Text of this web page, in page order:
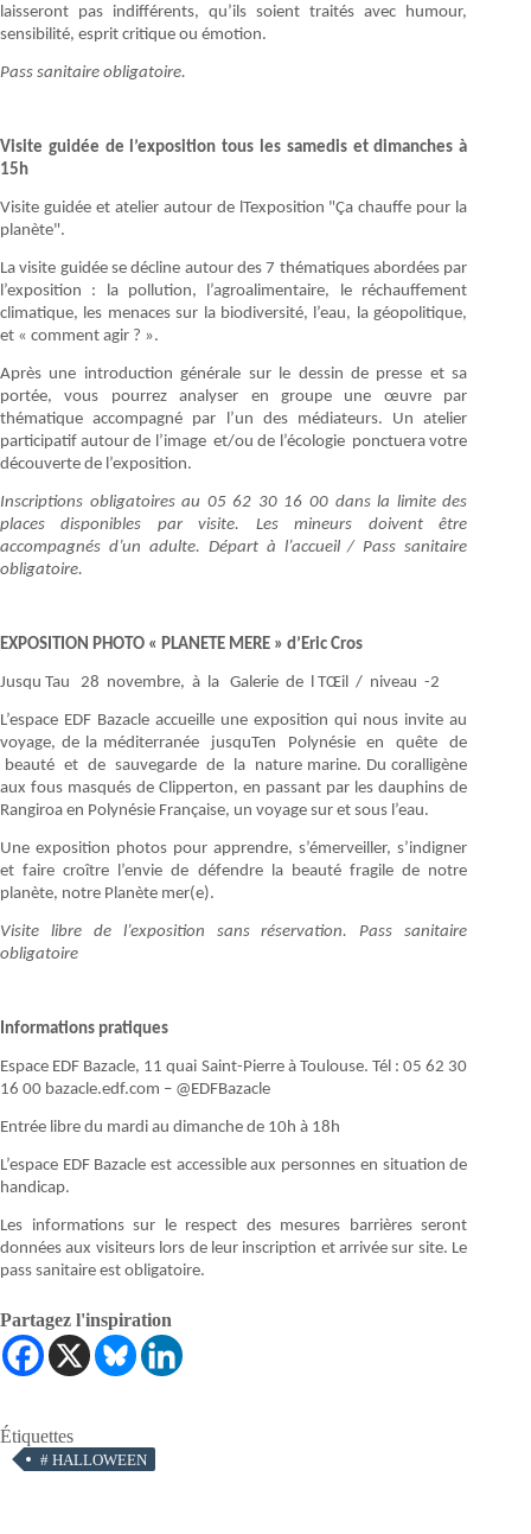
laisseront pas indifférents, qu’ils soient traités avec humour,
sensibilité, esprit critique ou émotion.
Pass sanitaire obligatoire.
Visite guidée de l’exposition tous les samedis et dimanches à
15h
Visite guidée et atelier autour de lTexposition "Ça chauffe pour la
planète".
La visite guidée se décline autour des 7 thématiques abordées par
l’exposition : la pollution, l’agroalimentaire, le réchauffement
climatique, les menaces sur la biodiversité, l’eau, la géopolitique,
et « comment agir ? ».
Après une introduction générale sur le dessin de presse et sa
portée, vous pourrez analyser en groupe une œuvre par
thématique accompagné par l’un des médiateurs. Un atelier
participatif autour de l’image et/ou de l’écologie ponctuera votre
découverte de l’exposition.
Inscriptions obligatoires au 05 62 30 16 00 dans la limite des
places disponibles par visite. Les mineurs doivent être
accompagnés d’un adulte. Départ à l’accueil / Pass sanitaire
obligatoire.
EXPOSITION PHOTO « PLANETE MERE » d’Eric Cros
Jusqu Tau 28 novembre, à la Galerie de l TŒil / niveau -2
L’espace EDF Bazacle accueille une exposition qui nous invite au
voyage, de la méditerranée jusquTen Polynésie en quête de
beauté et de sauvegarde de la nature marine. Du coralligène
aux fous masqués de Clipperton, en passant par les dauphins de
Rangiroa en Polynésie Française, un voyage sur et sous l’eau.
Une exposition photos pour apprendre, s’émerveiller, s’indigner
et faire croître l’envie de défendre la beauté fragile de notre
planète, notre Planète mer(e).
Visite libre de l’exposition sans réservation. Pass sanitaire
obligatoire
Informations pratiques
Espace EDF Bazacle, 11 quai Saint-Pierre à Toulouse. Tél : 05 62 30
16 00 bazacle.edf.com – @EDFBazacle
Entrée libre du mardi au dimanche de 10h à 18h
L’espace EDF Bazacle est accessible aux personnes en situation de
handicap.
Les informations sur le respect des mesures barrières seront
données aux visiteurs lors de leur inscription et arrivée sur site. Le
pass sanitaire est obligatoire.
Partagez l'inspiration
Étiquettes
# HALLOWEEN